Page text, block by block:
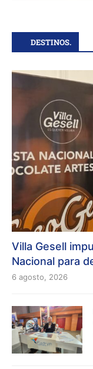
DESTINOS.
Villa Gesell
Nacional para
6 agosto, 2026